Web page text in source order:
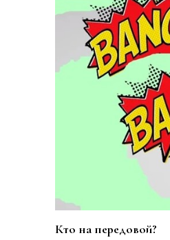
Кто на передовой?